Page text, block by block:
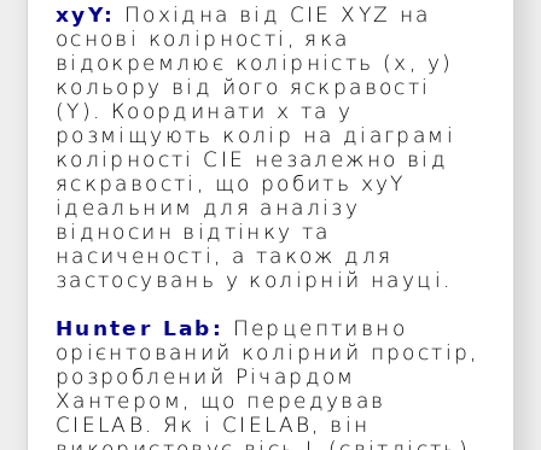
xyY:
Похідна від CIE XYZ на
основі колірності, яка
відокремлює колірність (x, y)
кольору від його яскравості
(Y). Координати x та y
розміщують колір на діаграмі
колірності CIE незалежно від
яскравості, що робить xyY
ідеальним для аналізу
відносин відтінку та
насиченості, а також для
застосувань у колірній науці.
Hunter Lab:
Перцептивно
орієнтований колірний простір,
розроблений Річардом
Хантером, що передував
CIELAB. Як і CIELAB, він